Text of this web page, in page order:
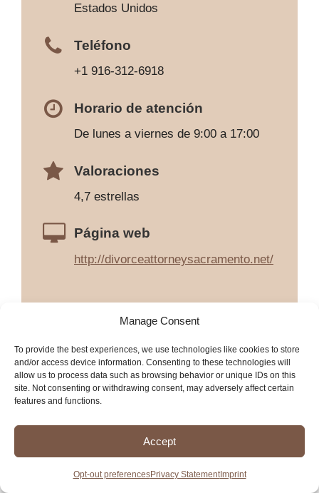
Manage Consent
To provide the best experiences, we use technologies like cookies to store
and/or access device information. Consenting to these technologies will
allow us to process data such as browsing behavior or unique IDs on this
site. Not consenting or withdrawing consent, may adversely affect certain
features and functions.
Accept
Opt-out preferencesPrivacy StatementImprint
Estados Unidos
Teléfono
+1 916-312-6918
Horario de atención
De lunes a viernes de 9:00 a 17:00
Valoraciones
4,7 estrellas
Página web
http://divorceattorneysacramento.net/